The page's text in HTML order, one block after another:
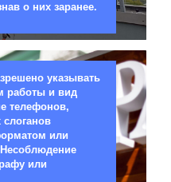
о них заранее.
указывать
работы и вид
телефонов,
или
или